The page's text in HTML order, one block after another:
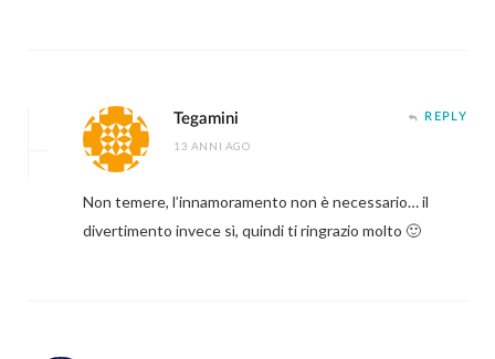
Tegamini
13 ANNI AGO
REPLY
Non temere, l’innamoramento non è necessario… il
divertimento invece sì, quindi ti ringrazio molto 🙂